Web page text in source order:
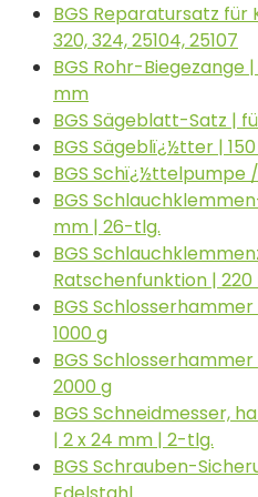
BGS Reparatursatz für
320, 324, 25104, 25107
BGS Rohr-
mm
BGS Sägeblatt-Satz |
BGS Sägeblï¿½tter |
BGS Schï¿½ttelpumpe
BGS
mm | 26-tlg.
BGS
Ratschenfunktion |
BGS Schlosserhammer
1000 g
BGS Schlosserhammer
2000 g
BGS Schneidmesser,
| 2 x 24 mm | 2-tlg.
BGS Schrauben-